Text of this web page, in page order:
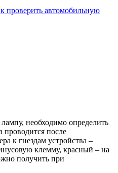
проверить автомобильную
необходимо определить
проводится после
к гнездам устройства –
клемму, красный – на
получить при